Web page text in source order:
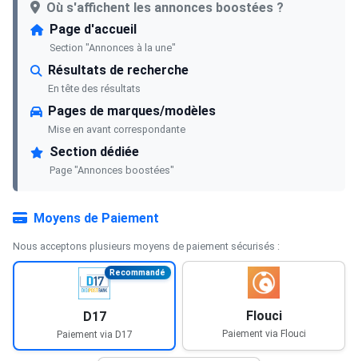
Où s'affichent les annonces boostées ?
Page d'accueil
Section "Annonces à la une"
Résultats de recherche
En tête des résultats
Pages de marques/modèles
Mise en avant correspondante
Section dédiée
Page "Annonces boostées"
Moyens de Paiement
Nous acceptons plusieurs moyens de paiement sécurisés :
Recommandé
D17
Paiement via D17
Flouci
Paiement via Flouci